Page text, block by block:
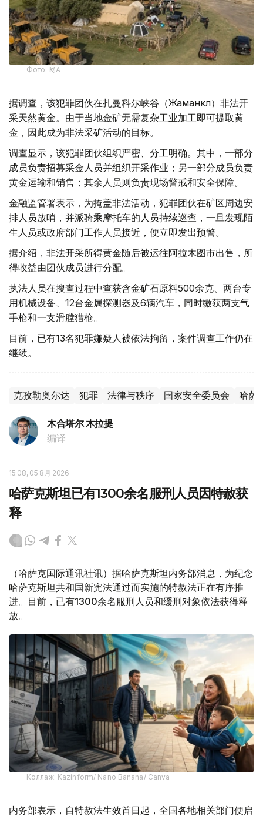
Фото: ҚМА
据调查，该犯罪团伙在扎曼科尔峡谷（Жаманкөл）非法开
采天然黄金。由于当地金矿无需复杂工业加工即可提取黄
金，因此成为非法采矿活动的目标。
调查显示，该犯罪团伙组织严密、分工明确。其中，一部分
成员负责招募采金人员并组织开采作业；另一部分成员负责
黄金运输和销售；其余人员则负责现场警戒和安全保障。
金融监管署表示，为掩盖非法活动，犯罪团伙在矿区周边安
排人员放哨，并派骑乘摩托车的人员持续巡查，一旦发现陌
生人员或政府部门工作人员接近，便立即发出预警。
据介绍，非法开采所得黄金随后被运往阿拉木图市出售，所
得收益由团伙成员进行分配。
执法人员在搜查过程中查获含金矿石原料500余克、两台专
用机械设备、12台金属探测器及6辆汽车，同时缴获两支气
手枪和一支滑膛猎枪。
目前，已有13名犯罪嫌疑人被依法拘留，案件调查工作仍在
继续。
克孜勒奥尔达 犯罪 法律与秩序 国家安全委员会 哈萨
木合塔尔 木拉提
编译
15:08, 05 8月 2026
哈萨克斯坦已有1300余名服刑人员因特赦获
释
（哈萨克国际通讯社讯）据哈萨克斯坦内务部消息，为纪念
哈萨克斯坦共和国新宪法通过而实施的特赦法正在有序推
进。目前，已有1300余名服刑人员和缓刑对象依法获得释
放。
Коллаж: Kazinform/ Nano Banana/ Canva
内务部表示，自特赦法生效首日起，全国各地相关部门便启